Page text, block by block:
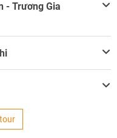
- Trương Gia